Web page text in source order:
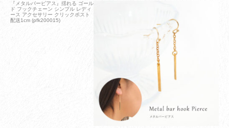
『メタルバーピアス』揺れる ゴール
ド フックチェーン シンプル レディ
ース アクセサリー クリックポスト
配送1cm (pfk200015)